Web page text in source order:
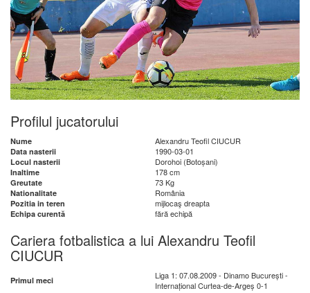
Profilul jucatorului
Nume Alexandru Teofil CIUCUR
Data nasterii 1990-03-01
Locul nasterii Dorohoi (Botoșani)
Inaltime 178 cm
Greutate 73 Kg
Nationalitate România
Pozitia in teren mijlocaş dreapta
Echipa curentă fără echipă
Cariera fotbalistica a lui Alexandru Teofil
CIUCUR
Primul meci
Liga 1: 07.08.2009 - Dinamo București -
Internațional Curtea-de-Argeș 0-1